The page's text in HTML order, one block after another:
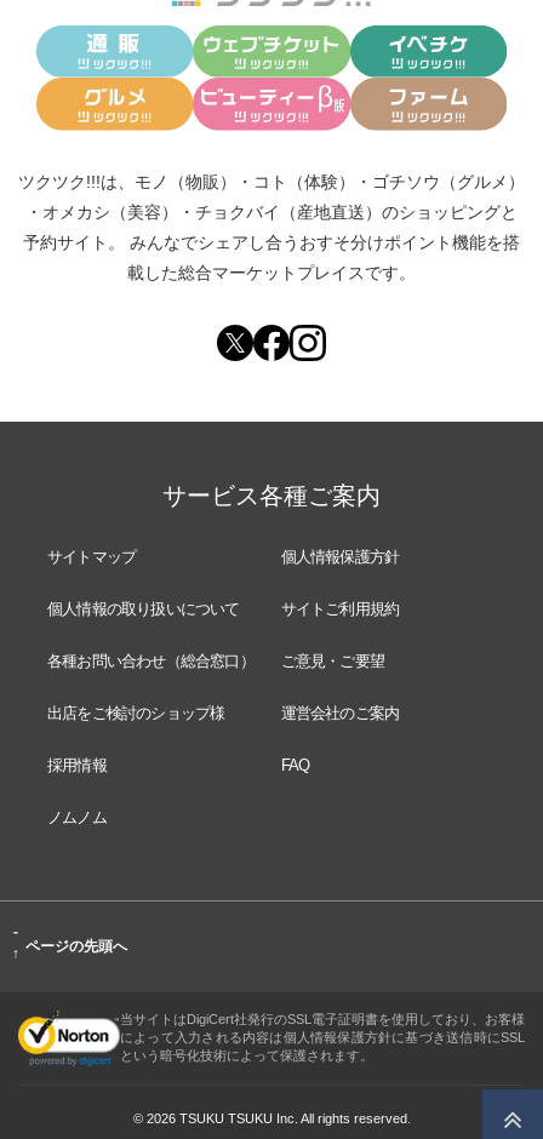
ツクツク!!!は、 モノ（物販） ・ コト（体験） ・ ゴチソウ（グルメ）
・ オメカシ（美容） ・ チョクバイ（産地直送） のショッピングと
予約サイト。
みんなでシェアし合う おすそ分けポイント機能を搭
載した総合マーケットプレイスです。
サービス各種ご案内
サイトマップ 個人情報保護方針
個人情報の取り扱いについて サイトご利用規約
各種お問い合わせ（総合窓口） ご意見・ご要望
出店をご検討のショップ様 運営会社のご案内
採用情報 FAQ
ノムノム
-
↑ ページの先頭へ
当サイトはDigiCert社発行のSSL電子証明書を使用しており、お客様
によって入力される内容は個人情報保護方針に基づき送信時にSSL
という暗号化技術によって保護されます。
© 2026 TSUKU TSUKU Inc. All rights reserved.